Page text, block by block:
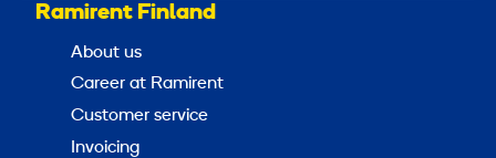
Ramirent Finland
About us
Career at Ramirent
Customer service
Invoicing